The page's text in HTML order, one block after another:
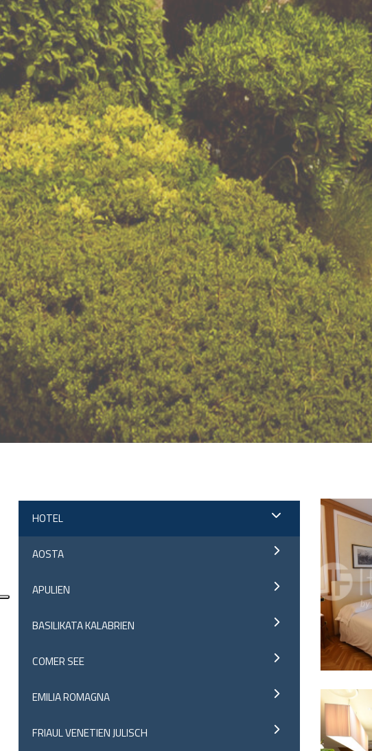
HOTEL
AOSTA
APULIEN
BASILIKATA KALABRIEN
COMER SEE
EMILIA ROMAGNA
FRIAUL VENETIEN JULISCH